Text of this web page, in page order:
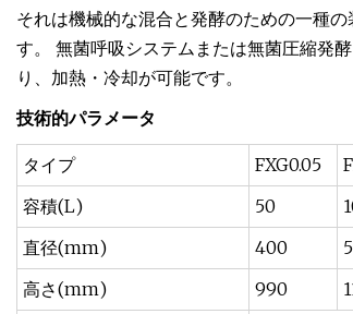
それは機械的な混合と発酵のための一種
す。 無菌呼吸システムまたは無菌圧縮発
り、加熱・冷却が可能です。
技術的パラメータ
タイプ FXG0.05
容積(L)
50
直径(mm)
400
高さ(mm)
990